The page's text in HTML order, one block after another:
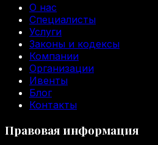
О нас
Специалисты
Услуги
Законы и кодексы
Компании
Организации
Ивенты
Блог
Контакты
Правовая информация